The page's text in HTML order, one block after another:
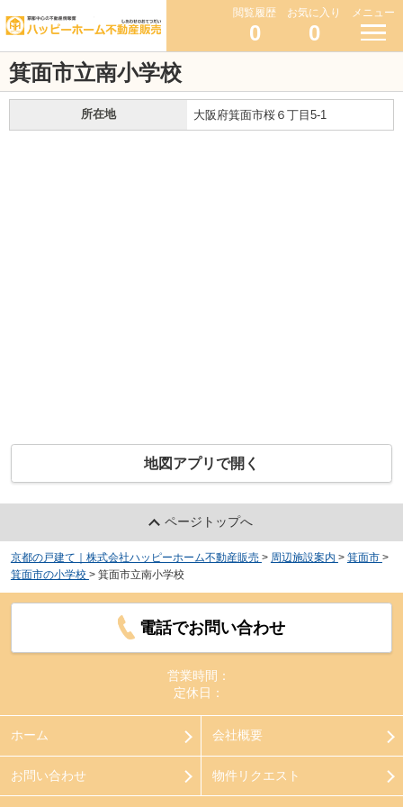
閲覧履歴
0
お気に入り
0
メニュー
箕面市立南小学校
所在地 大阪府箕面市桜６丁目5-1
地図アプリで開く
ページトップへ
京都の戸建て｜株式会社ハッピーホーム不動産販売 > 周辺施設案内 > 箕面市 >
箕面市の小学校 > 箕面市立南小学校
電話でお問い合わせ
営業時間：
定休日：
ホーム 会社概要
お問い合わせ 物件リクエスト